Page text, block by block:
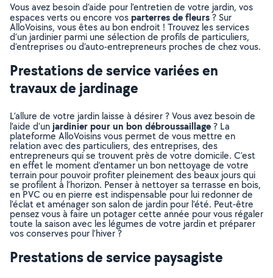
Vous avez besoin d’aide pour l’entretien de votre jardin, vos
espaces verts ou encore vosparterres de fleurs? Sur
AlloVoisins, vous êtes au bon endroit ! Trouvez les services
d’un jardinier parmi une sélection de profils de particuliers,
d’entreprises ou d’auto-entrepreneurs proches de chez vous.
Prestations de service variées en
travaux de jardinage
L’allure de votre jardin laisse à désirer ? Vous avez besoin de
l’aide d’unjardinier pour un bon débroussaillage? La
plateforme AlloVoisins vous permet de vous mettre en
relation avec des particuliers, des entreprises, des
entrepreneurs qui se trouvent près de votre domicile. C’est
en effet le moment d’entamer un bon nettoyage de votre
terrain pour pouvoir profiter pleinement des beaux jours qui
se profilent à l’horizon. Penser à nettoyer sa terrasse en bois,
en PVC ou en pierre est indispensable pour lui redonner de
l’éclat et aménager son salon de jardin pour l’été. Peut-être
pensez vous à faire un potager cette année pour vous régaler
toute la saison avec les légumes de votre jardin et préparer
vos conserves pour l’hiver ?
Prestations de service paysagiste